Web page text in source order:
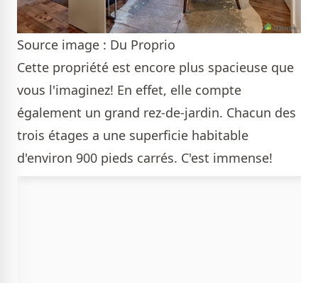
Source image : Du Proprio
Cette propriété est encore plus spacieuse que
vous l'imaginez! En effet, elle compte
également un grand rez-de-jardin. Chacun des
trois étages a une superficie habitable
d'environ 900 pieds carrés. C'est immense!